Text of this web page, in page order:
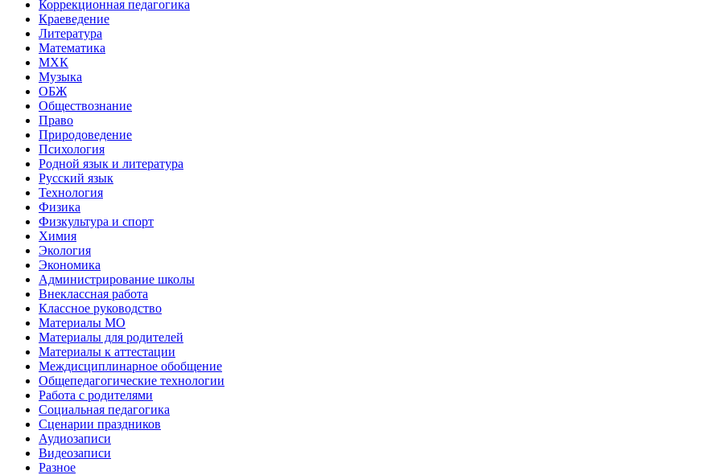
Коррекционная педагогика
Краеведение
Литература
Математика
МХК
Музыка
ОБЖ
Обществознание
Право
Природоведение
Психология
Родной язык и литература
Русский язык
Технология
Физика
Физкультура и спорт
Химия
Экология
Экономика
Администрирование школы
Внеклассная работа
Классное руководство
Материалы МО
Материалы для родителей
Материалы к аттестации
Междисциплинарное обобщение
Общепедагогические технологии
Работа с родителями
Социальная педагогика
Сценарии праздников
Аудиозаписи
Видеозаписи
Разное